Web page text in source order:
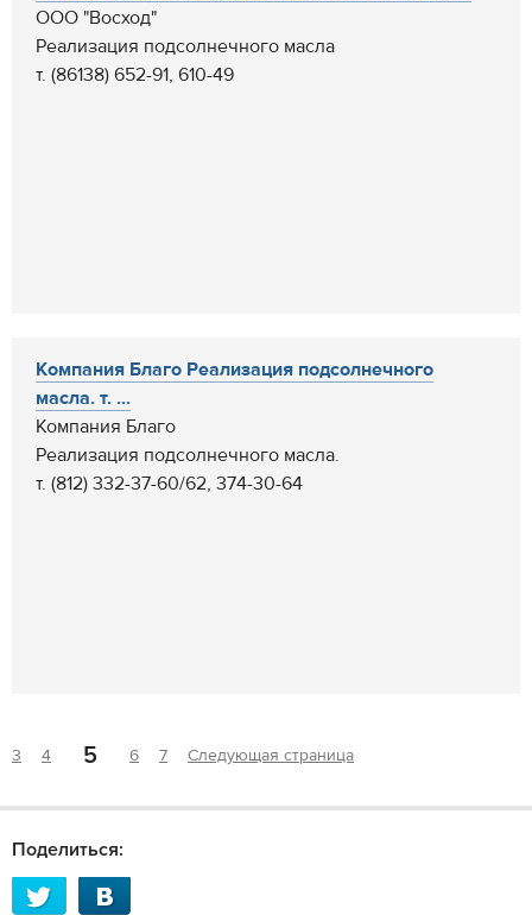
ООО "Восход"
Реализация подсолнечного масла
т. (86138) 652-91, 610-49
Компания Благо Реализация подсолнечного
масла. т. ...
Компания Благо
Реализация подсолнечного масла.
т. (812) 332-37-60/62, 374-30-64
3 4 5 6 7 Следующая страница
Поделиться: